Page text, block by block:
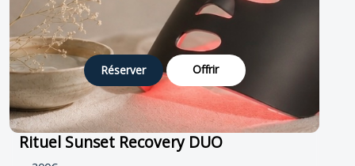
Réserver Offrir
Rituel Sunset Recovery DUO